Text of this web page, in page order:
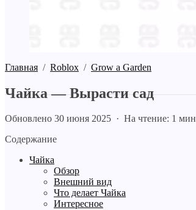
Главная / Roblox / Grow a Garden
Чайка — Вырасти сад
Обновлено 30 июня 2025 · На чтение: 1 мин
Содержание
Чайка
Обзор
Внешний вид
Что делает Чайка
Интересное